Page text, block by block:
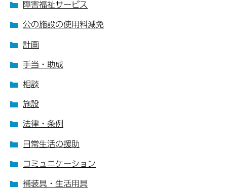
障害福祉サービス
公の施設の使用料減免
計画
手当・助成
相談
施設
法律・条例
日常生活の援助
コミュニケーション
補装具・生活用具